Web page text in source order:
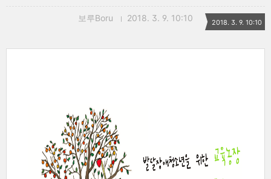
보루Boru 2018. 3. 9. 10:10 2018. 3. 9. 10:10